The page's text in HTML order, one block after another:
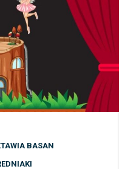
BASAN